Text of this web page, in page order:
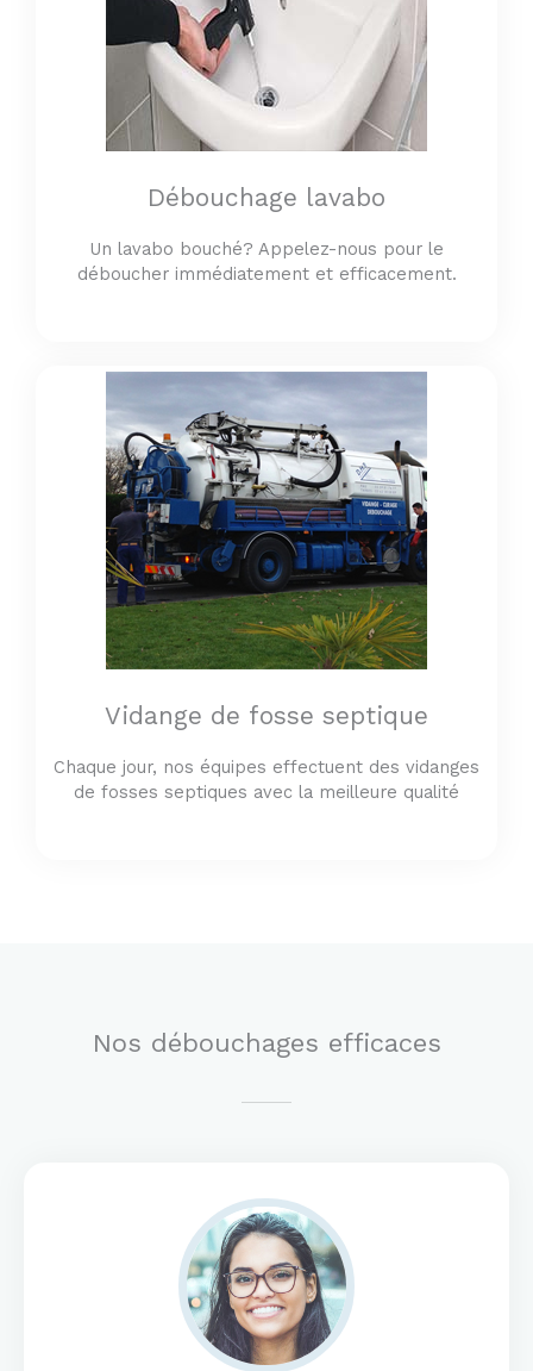
Débouchage lavabo
Un lavabo bouché? Appelez-nous pour le
déboucher immédiatement et efficacement.
Vidange de fosse septique
Chaque jour, nos équipes effectuent des vidanges
de fosses septiques avec la meilleure qualité
Nos débouchages efficaces